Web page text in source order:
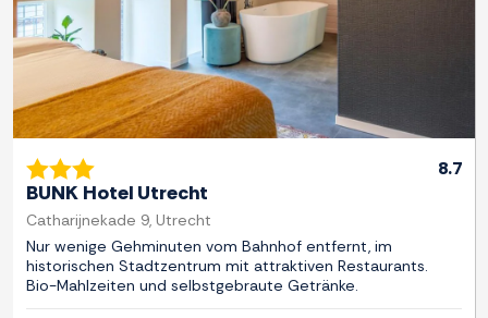
8.7
BUNK Hotel Utrecht
Catharijnekade 9, Utrecht
Nur wenige Gehminuten vom Bahnhof entfernt, im
historischen Stadtzentrum mit attraktiven Restaurants.
Bio-Mahlzeiten und selbstgebraute Getränke.